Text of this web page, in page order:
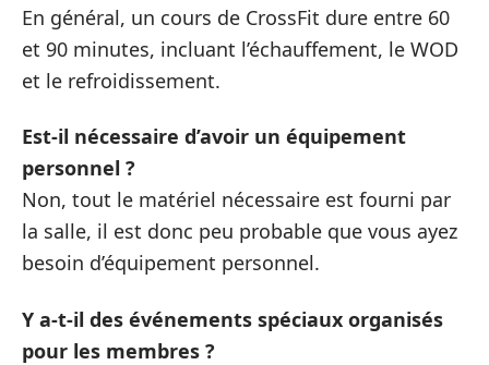
En général, un cours de CrossFit dure entre 60
et 90 minutes, incluant l’échauffement, le WOD
et le refroidissement.
Est-il nécessaire d’avoir un équipement
personnel ?
Non, tout le matériel nécessaire est fourni par
la salle, il est donc peu probable que vous ayez
besoin d’équipement personnel.
Y a-t-il des événements spéciaux organisés
pour les membres ?